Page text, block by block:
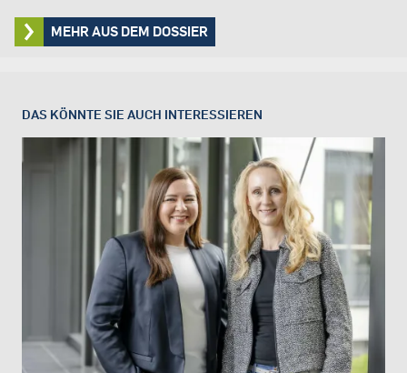
MEHR AUS DEM DOSSIER
DAS KÖNNTE SIE AUCH INTERESSIEREN